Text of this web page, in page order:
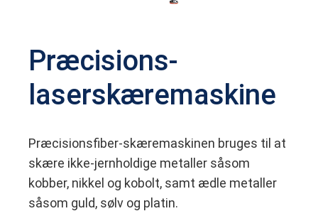
Præcisions-
laserskæremaskine
Præcisionsfiber-skæremaskinen bruges til at
skære ikke-jernholdige metaller såsom
kobber, nikkel og kobolt, samt ædle metaller
såsom guld, sølv og platin.